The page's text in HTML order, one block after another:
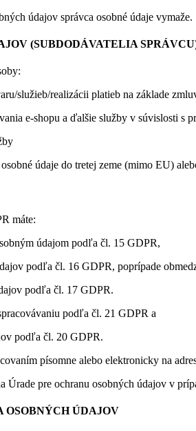
údajov správca osobné údaje vymaže.
(SUBDODÁVATELIA
služieb/realizácii platieb na základe
e-shopu a ďalšie služby v súvislosti s
údaje do tretej zeme (mimo EU)
máte:
údajom podľa čl. 15 GDPR,
podľa čl. 16 GDPR, poprípade
podľa čl. 17 GDPR.
podľa čl. 21 GDPR a
podľa čl. 20 GDPR.
písomne alebo elektronicky na
pre ochranu osobných údajov v
ÚDAJOV